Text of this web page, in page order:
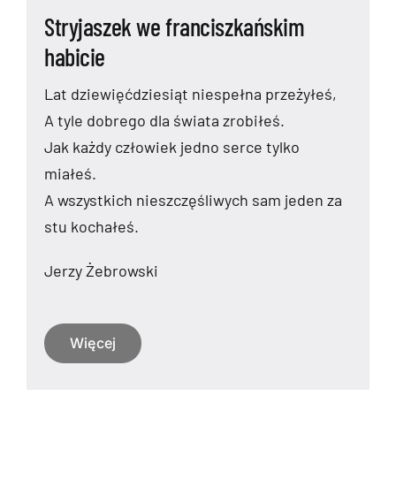
Stryjaszek we franciszkańskim
habicie
Lat dziewięćdziesiąt niespełna przeżyłeś,
A tyle dobrego dla świata zrobiłeś.
Jak każdy człowiek jedno serce tylko
miałeś.
A wszystkich nieszczęśliwych sam jeden za
stu kochałeś.
Jerzy Żebrowski
Więcej